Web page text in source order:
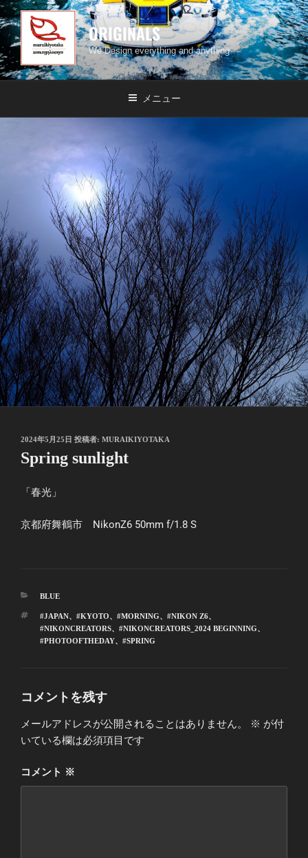
ORIGINALS
We Design everything and anything
メニュー
2024年5月25日 投稿者: MURAIKIYOTAKA
Spring sunlight
「春光」
京都府舞鶴市 NikonZ6 50mm f/1.8 S
BLUE
#JAPAN、 #KYOTO、 #MORNING、 #NIKON Z6、
#NIKONCREATORS、 #NIKONCREATORS_2024 BEGINNING、
#PHOTOOFTHEDAY、 #SPRING
コメントを残す
メールアドレスが公開されることはありません。 ※ が付
いている欄は必須項目です
コメント ※